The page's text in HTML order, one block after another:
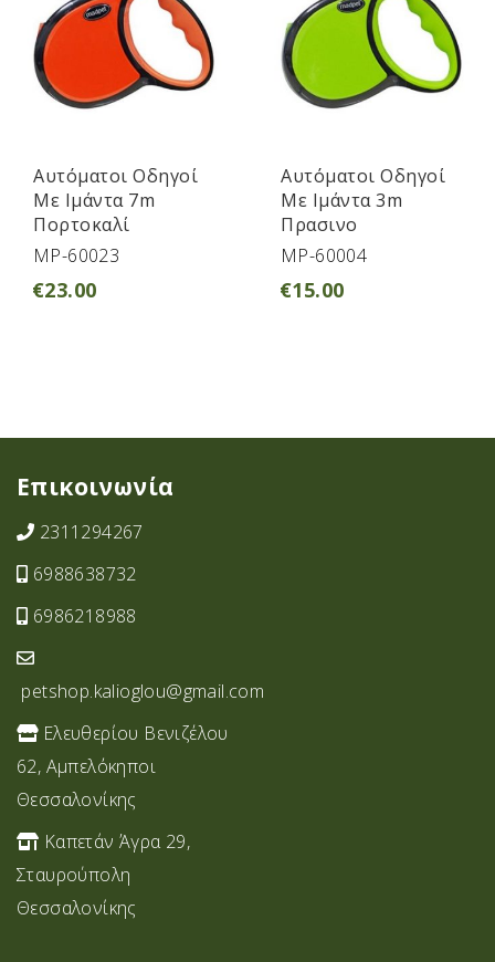
Αυτόματοι Οδηγοί
Με Ιμάντα 7m
Πορτοκαλί
MP-60023
€23.00
Αυτόματοι Οδηγοί
Με Ιμάντα 3m
Πρασινο
MP-60004
€15.00
Επικοινωνία
2311294267
6988638732
6986218988
petshop.kalioglou@gmail.com
Ελευθερίου Βενιζέλου
62, Αμπελόκηποι
Θεσσαλονίκης
Καπετάν Άγρα 29,
Σταυρoύπολη
Θεσσαλονίκης